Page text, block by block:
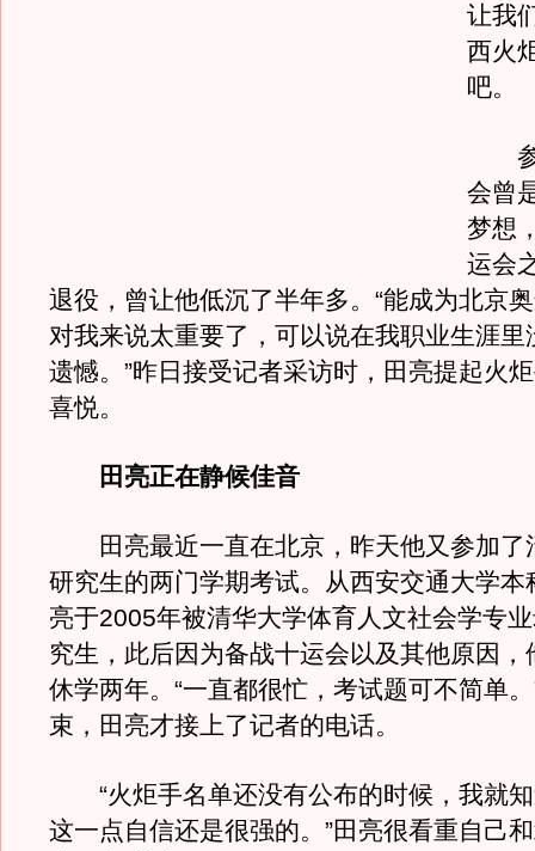
让我
西火
吧。
参
会曾
梦想
运会
退役，曾让他低沉了半年多。“能成为北京
对我来说太重要了，可以说在我职业生涯里
遗憾。”昨日接受记者采访时，田亮提起火
喜悦。
田亮正在静候佳音
田亮最近一直在北京，昨天他又参加了
研究生的两门学期考试。从西安交通大学本
亮于2005年被清华大学体育人文社会学专
究生，此后因为备战十运会以及其他原因，
休学两年。“一直都很忙，考试题可不简单
束，田亮才接上了记者的电话。
“火炬手名单还没有公布的时候，我就知
这一点自信还是很强的。”田亮很看重自己